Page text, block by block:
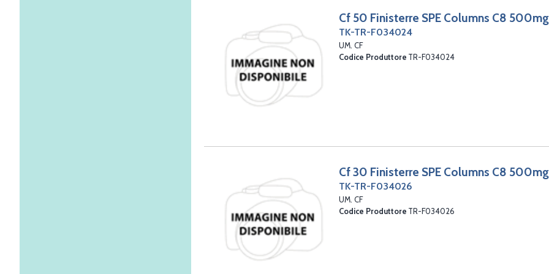
Cf 50 Finisterre SPE Columns C8
TK-TR-F034024
UM. CF
Codice Produttore TR-F034024
Cf 30 Finisterre SPE Columns C8
TK-TR-F034026
UM. CF
Codice Produttore TR-F034026